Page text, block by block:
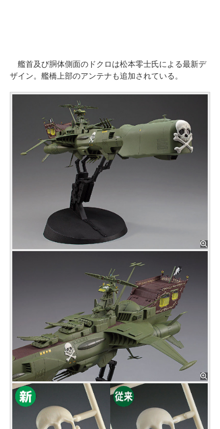
艦首及び胴体側面のドクロは松本零士氏による最新デ
ザイン。艦橋上部のアンテナも追加されている。